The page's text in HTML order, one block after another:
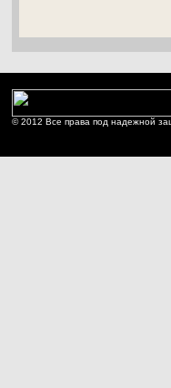
© 2012 Все права под надежной